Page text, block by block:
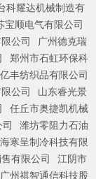
科耀达机械制造有
宝顺电气有限公司
公司
广州德克瑞
郑州市石虹环保科
丰纺织品有限公司
公司
山东睿光景
任丘市奥捷凯机械
潍坊零阻力石油
海寒呈制冷科技有限
有限公司
江阴市
广州祺智通信科技股